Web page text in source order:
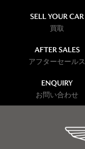
SELL YOUR CAR
買取
AFTER SALES
アフターセールス
ENQUIRY
お問い合わせ